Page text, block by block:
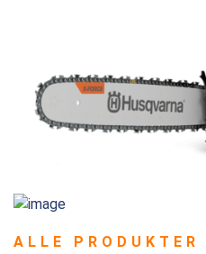
ALLE PRODUKTER